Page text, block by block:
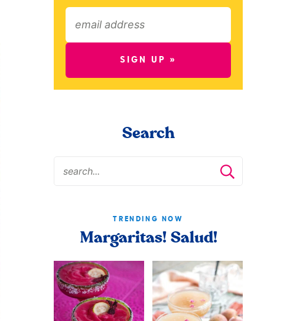
SIGN UP »
Search
TRENDING NOW
Margaritas! Salud!